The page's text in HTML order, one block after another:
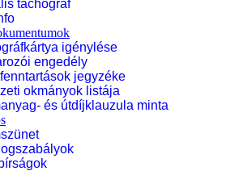
tachográf
igénylése
engedély
jegyzéke
okmányok listája
és útdíjklauzula minta